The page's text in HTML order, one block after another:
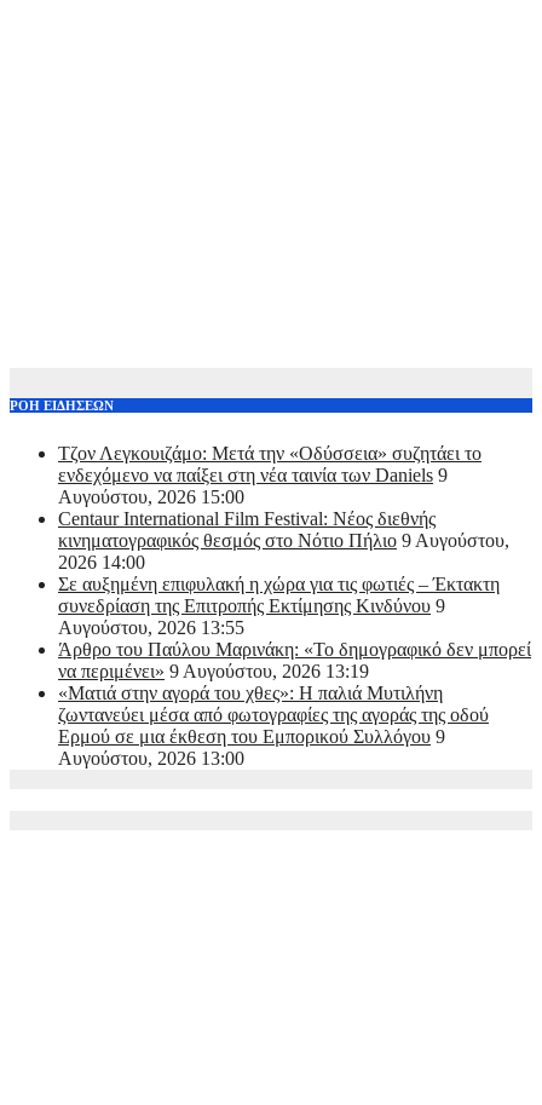
ΡΟΗ ΕΙΔΗΣΕΩΝ
Τζον Λεγκουιζάμο: Μετά την «Οδύσσεια» συζητάει το
ενδεχόμενο να παίξει στη νέα ταινία των Daniels 9
Αυγούστου, 2026 15:00
Centaur International Film Festival: Νέος διεθνής
κινηματογραφικός θεσμός στο Νότιο Πήλιο 9 Αυγούστου,
2026 14:00
Σε αυξημένη επιφυλακή η χώρα για τις φωτιές – Έκτακτη
συνεδρίαση της Επιτροπής Εκτίμησης Κινδύνου 9
Αυγούστου, 2026 13:55
Άρθρο του Παύλου Μαρινάκη: «Το δημογραφικό δεν μπορεί
να περιμένει» 9 Αυγούστου, 2026 13:19
«Ματιά στην αγορά του χθες»: Η παλιά Μυτιλήνη
ζωντανεύει μέσα από φωτογραφίες της αγοράς της οδού
Ερμού σε μια έκθεση του Εμπορικού Συλλόγου 9
Αυγούστου, 2026 13:00